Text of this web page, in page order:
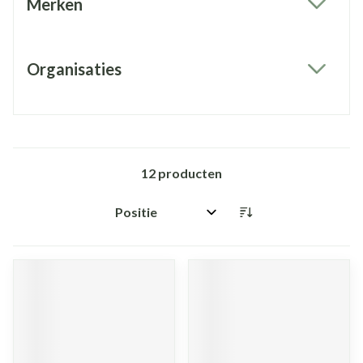
Merken
Organisaties
12 producten
Sorteer op: